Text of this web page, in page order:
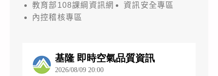
教育部108課綱資訊網
資訊安全專區
內控稽核專區